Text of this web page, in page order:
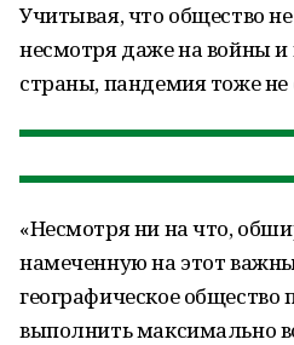
Учитывая, что общество
несмотря даже на войны и
страны, пандемия тоже
«Несмотря ни на что,
намеченную на этот
географическое общество
выполнить максимально